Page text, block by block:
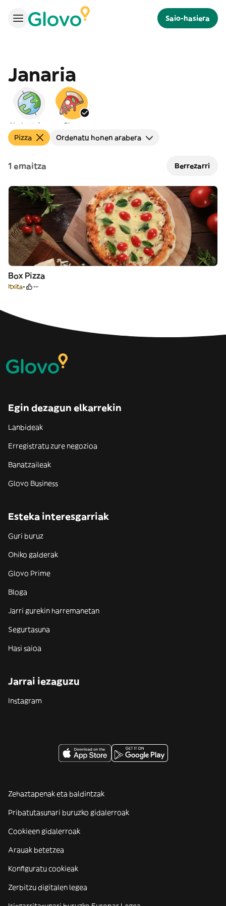
Saio-hasiera
Janaria
Nazioartekoa Pizza
Pizza Ordenatu honen arabera
1 emaitza Berrezarri
Box Pizza
Itxita --
Egin dezagun elkarrekin
Lanbideak
Erregistratu zure negozioa
Banatzaileak
Glovo Business
Esteka interesgarriak
Guri buruz
Ohiko galderak
Glovo Prime
Bloga
Jarri gurekin harremanetan
Segurtasuna
Hasi saioa
Jarrai iezaguzu
Instagram
Zehaztapenak eta baldintzak
Pribatutasunari buruzko gidalerroak
Cookieen gidalerroak
Arauak betetzea
Konfiguratu cookieak
Zerbitzu digitalen legea